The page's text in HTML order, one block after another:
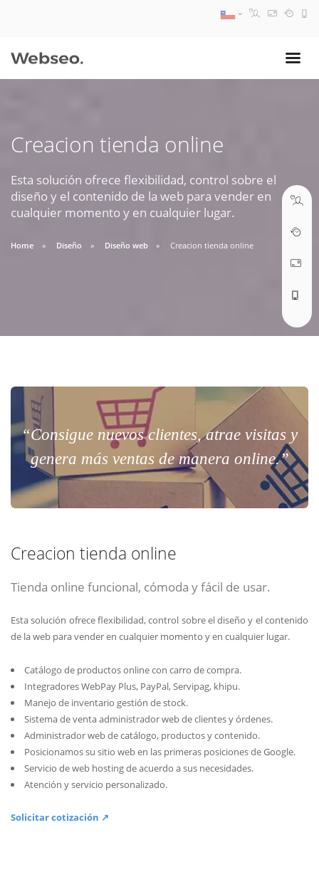
Creacion tienda online
Esta solución ofrece flexibilidad, control sobre el
diseño y el contenido de la web para vender en
cualquier momento y en cualquier lugar.
Home Diseño Diseño web Creacion tienda online
“Consigue nuevos clientes, atrae visitas y
genera más ventas de manera online.”
Creacion tienda online
Tienda online funcional, cómoda y fácil de usar.
Esta solución ofrece flexibilidad, control sobre el diseño y el contenido
de la web para vender en cualquier momento y en cualquier lugar.
Catálogo de productos online con carro de compra.
Integradores WebPay Plus, PayPal, Servipag, khipu.
Manejo de inventario gestión de stock.
Sistema de venta administrador web de clientes y órdenes.
Administrador web de catálogo, productos y contenido.
Posicionamos su sitio web en las primeras posiciones de Google.
Servicio de web hosting de acuerdo a sus necesidades.
Atención y servicio personalizado.
Solicitar cotización ↗
09:30 AM A 18:30 PM
soporte@webseo.cl
ABRIR TICKET